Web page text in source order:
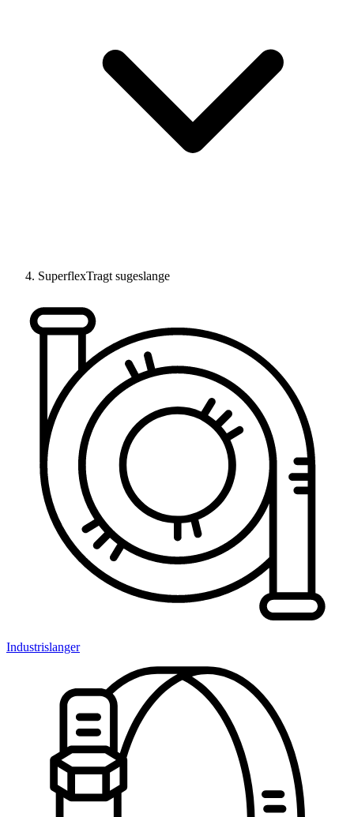
SuperflexTragt sugeslange
Industrislanger